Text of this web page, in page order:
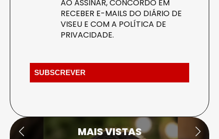
AO ASSINAR, CONCORDO EM
RECEBER E-MAILS DO DIÁRIO DE
VISEU E COM A POLÍTICA DE
PRIVACIDADE.
MAIS VISTAS